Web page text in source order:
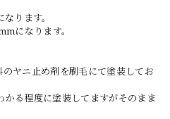
ります。
になります。
ヤニ止め剤を刷毛にて塗装してお
る程度に塗装してますがそのまま